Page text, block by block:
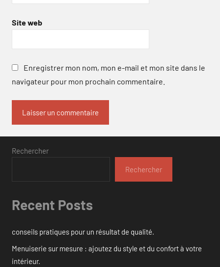
Site web
Enregistrer mon nom, mon e-mail et mon site dans le
navigateur pour mon prochain commentaire.
Rechercher
Rechercher
Recent Posts
conseils pratiques pour un résultat de qualité.
Menuiserie sur mesure : ajoutez du style et du confort à votre
intérieur.